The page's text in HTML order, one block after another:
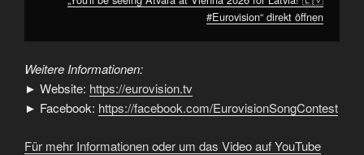
#Eurovision“ direkt öffnen
Weitere Informationen:
► Website: https://eurovision.tv
► Facebook: https://facebook.com/EurovisionSongContest
Für mehr Informationen oder um das Video auf YouTube